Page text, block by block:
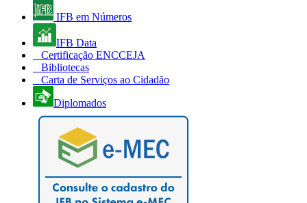
IFB em Números
IFB Data
Certificação ENCCEJA
Bibliotecas
Carta de Serviços ao Cidadão
Diplomados